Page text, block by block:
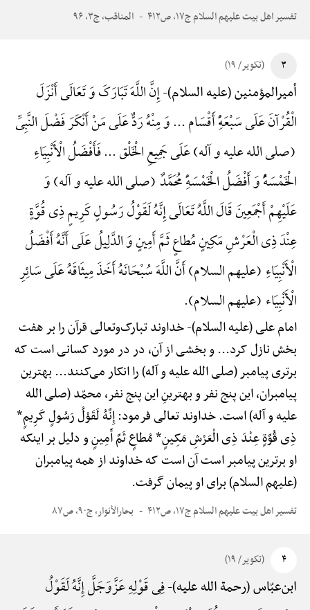
تفسیر اهل بیت علیهم السلام ج۱۷، ص۴۱۲ المناقب، ج۳، ۹۶
۳ (تکویر/ ۱۹)
أمیرالمؤمنین (علیه السلام)-إِنَّ اللَّهَ تَبَارَکَ وَ تَعَالَی أَنْزَلَ
الْقُرْآنَ عَلَی سَبْعَهًِْ أَقْسَام ... وَ مِنْهُ رَدٌّ عَلَی مَنْ أَنْکَرَ فَضْلَ النَّبِیِّ
(صلی الله علیه و آله) عَلَی جَمِیعِ الْخَلْق ... فَأَفْضَلُ الْأَنْبِیَاءِ
الْخَمْسَهًُْ وَ أَفْضَلُ الْخَمْسَهًِْ مُحَمَّدٌ (صلی الله علیه و آله) وَ
عَلَیْهِمْ أَجْمَعِینَ قَالَ اللَّهُ تَعَالَی إِنَّهُ لَقَوْلُ رَسُولٍ کَرِیمٍ ذِی قُوَّةٍ
عِنْدَ ذِی الْعَرْشِ مَکِینٍ مُطاعٍ ثَمَّ أَمِینٍ وَ الدَّلِیلُ عَلَی أَنَّهُ أَفْضَلُ
الْأَنْبِیَاءِ (علیهم السلام) أَنَّ اللَّهَ سُبْحَانَهُ أَخَذَ مِیثَاقَهُ عَلَی سَائِرِ
الْأَنْبِیَاء (علیهم السلام).
امام علی (علیه السلام)-خداوند تبارک‌وتعالی قرآن را بر هفت
بخش نازل کرد... و بخشی از آن، در در مورد کسانی است که
برتری پیامبر (صلی الله علیه و آله) را انکار می‌کنند... بهترین
پیامبران، این پنج نفر و بهترینِ این پنج نفر، محمّد (صلی الله
علیه و آله) است. خداوند تعالی فرمود: إِنَّهُ لَقَوْلُ رَسُولٍ کَرِیمٍ*
ذِی قُوَّةٍ عِنْدَ ذِی الْعَرْشِ مَکِینٍ* مُطاعٍ ثَمَّ أَمِینٍ و دلیل بر اینکه
او برترین پیامبر است آن است که خداوند از همه پیامبران
(علیهم السلام) برای او پیمان گرفت.
تفسیر اهل بیت علیهم السلام ج۱۷، ص۴۱۲ بحارالأنوار، ج۹۰، ص۸۷
۴ (تکویر/ ۱۹)
ابن‌عبّاس (رحمة الله علیه)-فِی قَوْلِهِ عَزَّوَجَلَّ إِنَّهُ لَقَوْلُ